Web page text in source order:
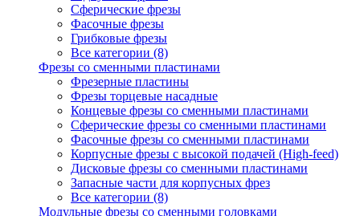
Сферические фрезы
Фасочные фрезы
Грибковые фрезы
Все категории (8)
Фрезы со сменными пластинами
Фрезерные пластины
Фрезы торцевые насадные
Концевые фрезы со сменными пластинами
Сферические фрезы со сменными пластинами
Фасочные фрезы со сменными пластинами
Корпусные фрезы с высокой подачей (High-feed)
Дисковые фрезы со сменными пластинами
Запасные части для корпусных фрез
Все категории (8)
Модульные фрезы со сменными головками